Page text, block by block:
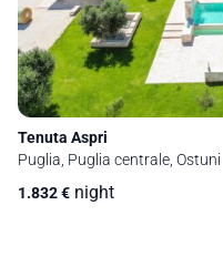
Tenuta Aspri
Puglia, Puglia centrale, Ostuni
1.832€ night